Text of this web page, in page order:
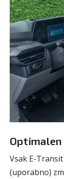
Vsak E-
(uporabno)